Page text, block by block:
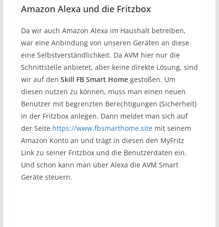
Amazon Alexa und die Fritzbox
Da wir auch Amazon Alexa im Haushalt betreiben,
war eine Anbindung von unseren Geräten an diese
eine Selbstverständlichkeit. Da AVM hier nur die
Schnittstelle anbietet, aber keine direkte Lösung, sind
wir auf den Skill FB Smart Home gestoßen. Um
diesen nutzen zu können, muss man einen neuen
Benutzer mit begrenzten Berechtigungen (Sicherheit)
in der Fritzbox anlegen. Dann meldet man sich auf
der Seite https://www.fbsmarthome.sitemit seinem
Amazon Konto an und trägt in diesen den MyFritz
Link zu seiner Fritzbox und die Benutzerdaten ein.
Und schon kann man über Alexa die AVM Smart
Geräte steuern.